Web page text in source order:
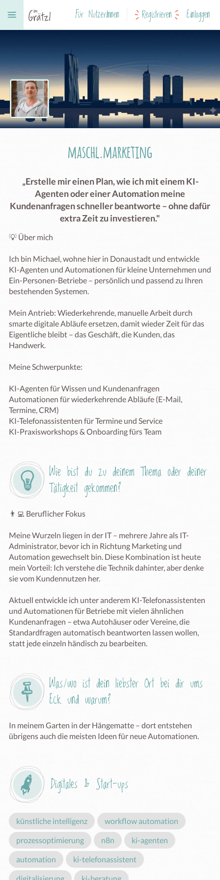
Für NutzerInnen Registrieren Einloggen
maschl.marketing
„Erstelle mir einen Plan, wie ich mit einem KI-
Agenten oder einer Automation meine
Kundenanfragen schneller beantworte – ohne dafür
extra Zeit zu investieren."
💡 Über mich
Ich bin Michael, wohne hier in Donaustadt und entwickle
KI-Agenten und Automationen für kleine Unternehmen und
Ein-Personen-Betriebe – persönlich und passend zu Ihren
bestehenden Systemen.
Mein Antrieb: Wiederkehrende, manuelle Arbeit durch
smarte digitale Abläufe ersetzen, damit wieder Zeit für das
Eigentliche bleibt – das Geschäft, die Kunden, das
Handwerk.
Meine Schwerpunkte:
KI-Agenten für Wissen und Kundenanfragen
Automationen für wiederkehrende Abläufe (E-Mail,
Termine, CRM)
KI-Telefonassistenten für Termine und Service
KI-Praxisworkshops & Onboarding fürs Team
Wie bist du zu deinem Thema oder deiner
Tätigkeit gekommen?
👨‍💻 Beruflicher Fokus
Meine Wurzeln liegen in der IT – mehrere Jahre als IT-
Administrator, bevor ich in Richtung Marketing und
Automation gewechselt bin. Diese Kombination ist heute
mein Vorteil: Ich verstehe die Technik dahinter, aber denke
sie vom Kundennutzen her.
Aktuell entwickle ich unter anderem KI-Telefonassistenten
und Automationen für Betriebe mit vielen ähnlichen
Kundenanfragen – etwa Autohäuser oder Vereine, die
Standardfragen automatisch beantworten lassen wollen,
statt jede einzeln händisch zu bearbeiten.
Was/wo ist dein liebster Ort bei dir ums
Eck und warum?
In meinem Garten in der Hängematte – dort entstehen
übrigens auch die meisten Ideen für neue Automationen.
Digitales & Start-ups
künstliche intelligenz workflow automation
prozessoptimierung n8n ki-agenten
automation ki-telefonassistent